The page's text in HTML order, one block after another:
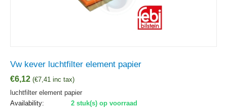
Vw kever luchtfilter element papier
€6,12 (€7,41 inc tax)
luchtfilter element papier
Availability:
2 stuk(s) op voorraad